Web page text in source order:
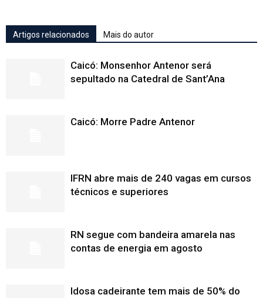
Artigos relacionados Mais do autor
Caicó: Monsenhor Antenor será
sepultado na Catedral de Sant’Ana
Caicó: Morre Padre Antenor
IFRN abre mais de 240 vagas em cursos
técnicos e superiores
RN segue com bandeira amarela nas
contas de energia em agosto
Idosa cadeirante tem mais de 50% do